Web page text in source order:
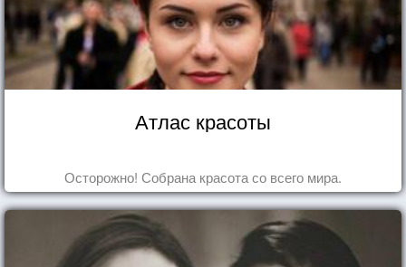
Атлас красоты
Осторожно! Собрана красота со всего мира.